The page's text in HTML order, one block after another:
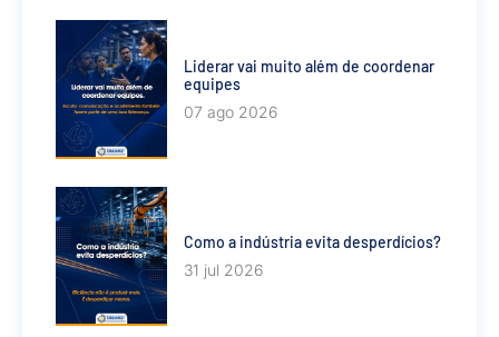
Liderar vai muito além de coordenar
equipes
07 ago 2026
Como a indústria evita desperdícios?
31 jul 2026